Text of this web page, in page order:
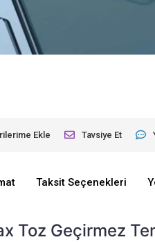
Ekle Tavsiye Et
Taksit Seçenekleri
Toz Geçirmez